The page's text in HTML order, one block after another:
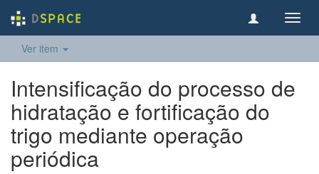
Ver item
Intensificação do processo de
hidratação e fortificação do
trigo mediante operação
periódica